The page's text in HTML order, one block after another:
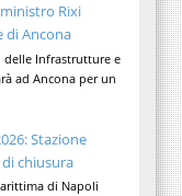
Rixi
di Ancona
delle Infrastrutture e
ad Ancona per un
Stazione
chiusura
di Napoli